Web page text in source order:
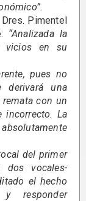
Pimentel
“Analizada la
vicios en su
pues no
derivará una
con un
incorrecto. La
del primer
vocales-
el hecho
responder